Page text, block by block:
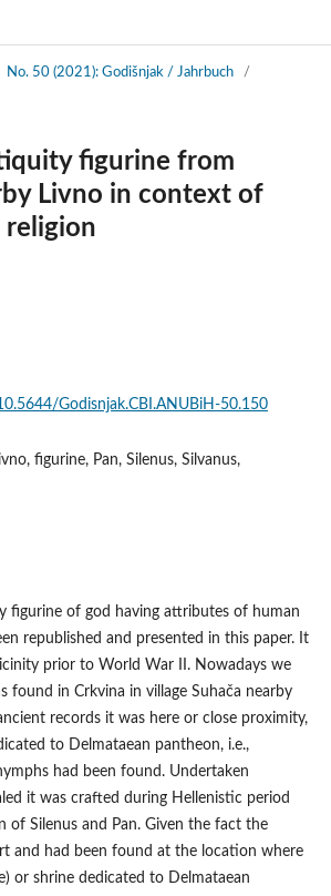
No. 50 (2021): Godišnjak / Jahrbuch
/
figurine from
Livno in context of
religion
Godisnjak.CBI.ANUBiH-50.150
figurine, Pan, Silenus, Silvanus,
figurine of god having attributes of human
republished and presented in this paper. It
prior to World War II. Nowadays we
found in Crkvina in village Suhača nearby
records it was here or close proximity,
to Delmataean pantheon, i.e.,
had been found. Undertaken
it was crafted during Hellenistic period
of Silenus and Pan. Given the fact the
and had been found at the location where
or shrine dedicated to Delmataean